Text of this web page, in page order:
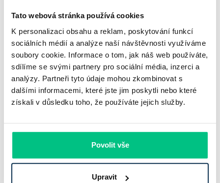
Tato webová stránka používá cookies
K personalizaci obsahu a reklam, poskytování funkcí
sociálních médií a analýze naší návštěvnosti využíváme
soubory cookie. Informace o tom, jak náš web používáte,
sdílíme se svými partnery pro sociální média, inzerci a
analýzy. Partneři tyto údaje mohou zkombinovat s
dalšími informacemi, které jste jim poskytli nebo které
získali v důsledku toho, že používáte jejich služby.
Povolit vše
Upravit
rostly úvěry a…
Pavel Pohanka|aktualizováno: 31.07.2026